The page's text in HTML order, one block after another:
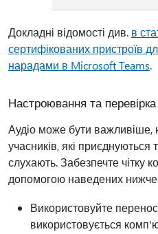
Докладні відомості див. в
сертифікованих пристроїв
нарадами в Microsoft Teams.
Настроювання та перевірка
Аудіо може бути важливіше,
учасників, які приєднуються
слухають. Забезпечте чітку
допомогою наведених
Використовуйте
використовується